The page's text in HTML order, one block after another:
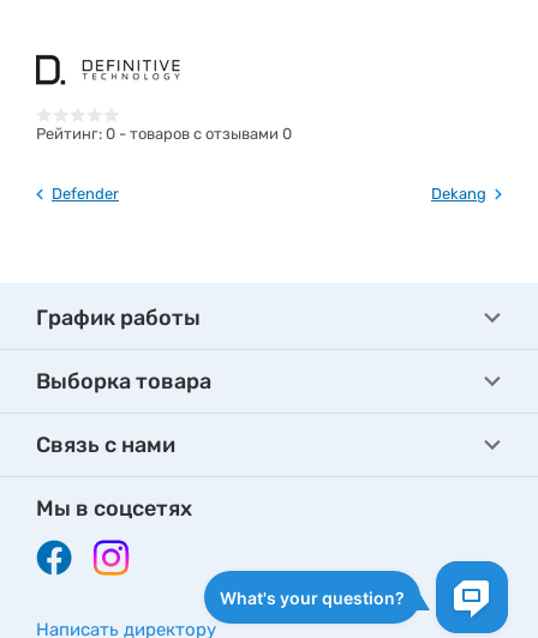
Рейтинг: 0 - товаров с отзывами 0
Defender Dekang
График работы
Выборка товара
Связь с нами
Мы в соцсетях
Написать директору